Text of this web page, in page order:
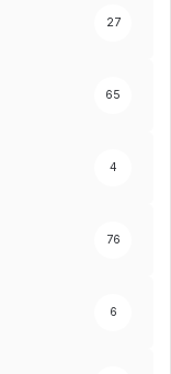
27
65
4
76
6